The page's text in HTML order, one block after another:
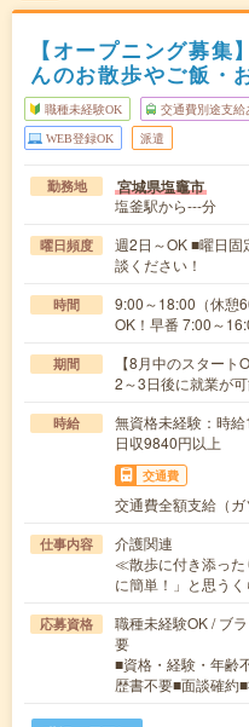
【オープニング募集
んのお散歩やご飯・
職種未経験OK 交通費別途支給
WEB登録OK 派遣
勤務地 宮城県塩竈市
塩釜駅から---分
曜日頻度
週2日～OK ■曜日固
談ください！
時間
9:00～18:00（休憩
OK！早番 7:00～
期間
【8月中のスター
2～3日後に就業が可
時給
無資格未経験：時
日収9840円以上
交通費
交通費全額支給（ガ
仕事内容
介護関連
≪散歩に付き添っ
に簡単！」と思う
応募資格
職種未経験OK / ブ
要
■資格・経験・年齢
歴書不要■面談確約